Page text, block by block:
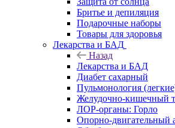
Бритье и депиляция
Подарочные наборы
Товары для здоровья
Лекарства и БАД
Назад
Лекарства и БАД
Диабет сахарный
Пульмонология
Желудочно-кишечный
ЛОР-органы: Горло
Опорно-двигательный